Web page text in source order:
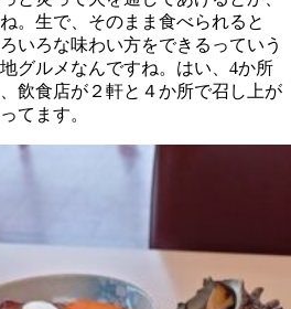
。生で、そのまま食べられると
いろな味わい方をできるっていう
グルメなんですね。はい、4か所
飲食店が２軒と４か所で召し上が
てます。